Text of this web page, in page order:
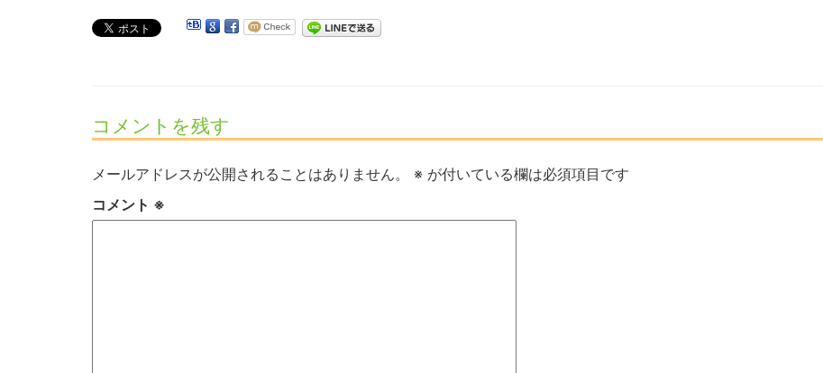
コメントを残す
メールアドレスが公開されることはありません。 ※ が付いている欄は必須項目です
コメント ※